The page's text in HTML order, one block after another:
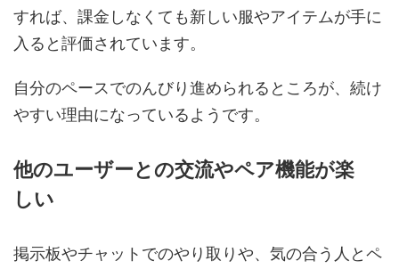
すれば、課金しなくても新しい服やアイテムが手に
入ると評価されています。
自分のペースでのんびり進められるところが、続け
やすい理由になっているようです。
他のユーザーとの交流やペア機能が楽
しい
掲示板やチャットでのやり取りや、気の合う人とペ